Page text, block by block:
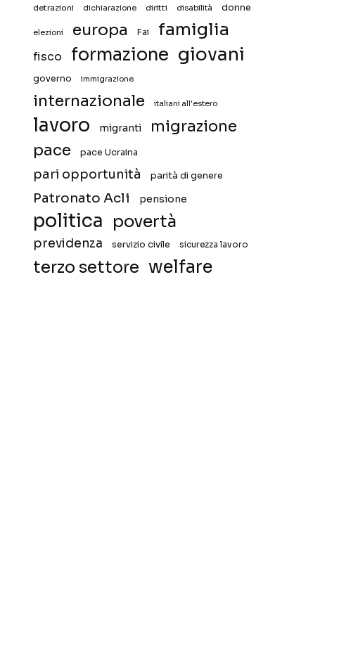
detrazioni dichiarazione diritti disabilità donne
elezioni europa Fai famiglia
fisco formazione giovani
governo immigrazione
internazionale italiani all'estero
lavoro migranti
migrazione
pace
pace Ucraina
pari opportunità parità di genere
Patronato Acli pensione
politica povertà
previdenza servizio civile sicurezza lavoro
terzo settore welfare